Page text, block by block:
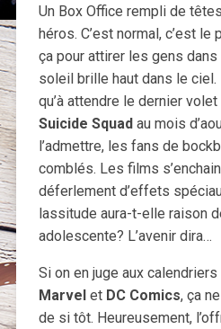
Un Box Office rempli de
héros. C’est normal, c’est
ça pour attirer les gens
soleil brille haut dans le ciel.
qu’à attendre le dernier
Suicide Squad au mois
l’admettre, les fans de
comblés. Les films
déferlement d’effets
lassitude aura-t-elle raison
adolescente? L’avenir dira…
Si on en juge aux
Marvel et DC Comics, ça
de si tôt. Heureusement,